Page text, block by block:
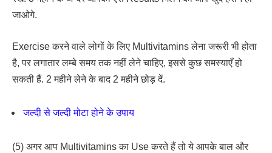
जाओगे.
Exercise करने वाले लोगों के लिए Multivitamins लेना जरूरी भी होता
है, पर लगातार लम्बे समय तक नहीं लेने चाहिए, इससे कुछ समस्याएँ हो
सकती हैं. 2 महीने लेने के बाद 2 महीने छोड़ दें.
जल्दी से जल्दी मोटा होने के उपाय
(5) अगर आप Multivitamins का Use करते हैं तो ये आपके बाल और